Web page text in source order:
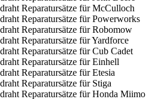
Reparatursätze für McCulloch
Reparatursätze für Powerworks
Reparatursätze für Robomow
Reparatursätze für Yardforce
Reparatursätze für Cub Cadet
Reparatursätze für Einhell
Reparatursätze für Etesia
Reparatursätze für Stiga
Reparatursätze für Honda Miimo